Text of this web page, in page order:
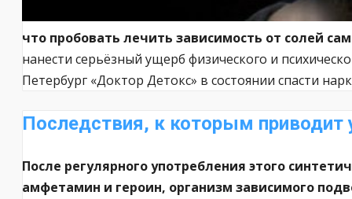
что пробовать лечить зависимость от солей
нанести серьёзный ущерб физического и
Петербург «Доктор Детокс» в состоянии спасти
Последствия, к которым приводит
После регулярного употребления этого
амфетамин и героин, организм зависимого